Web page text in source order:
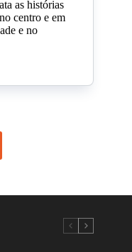
as histórias
centro e em
e no